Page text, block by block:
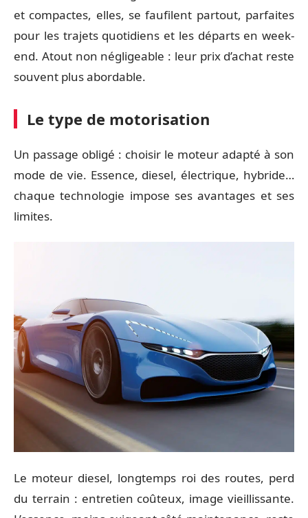
et compactes, elles, se faufilent partout, parfaites
pour les trajets quotidiens et les départs en week-
end. Atout non négligeable : leur prix d’achat reste
souvent plus abordable.
Le type de motorisation
Un passage obligé : choisir le moteur adapté à son
mode de vie. Essence, diesel, électrique, hybride…
chaque technologie impose ses avantages et ses
limites.
Le moteur diesel, longtemps roi des routes, perd
du terrain : entretien coûteux, image vieillissante.